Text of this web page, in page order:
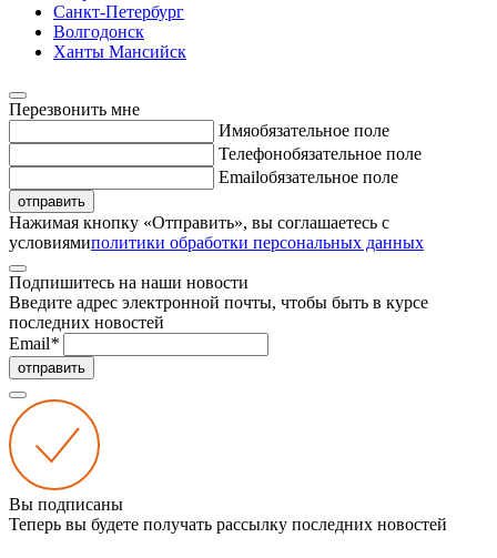
Санкт-Петербург
Волгодонск
Ханты Мансийск
Перезвонить мне
Имяобязательное поле
Телефонобязательное поле
Emailобязательное поле
отправить
Нажимая кнопку «Отправить», вы соглашаетесь с
условиямиполитики обработки персональных данных
Подпишитесь на наши новости
Введите адрес электронной почты, чтобы быть в курсе
последних новостей
Email*
отправить
Вы подписаны
Теперь вы будете получать рассылку последних новостей